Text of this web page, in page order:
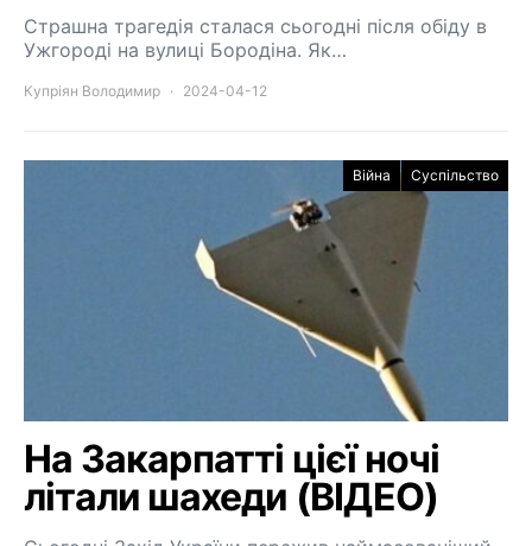
Страшна трагедія сталася сьогодні після обіду в
Ужгороді на вулиці Бородіна. Як…
Купріян Володимир 2024-04-12
Війна Суспільство
На Закарпатті цієї ночі
літали шахеди (ВІДЕО)